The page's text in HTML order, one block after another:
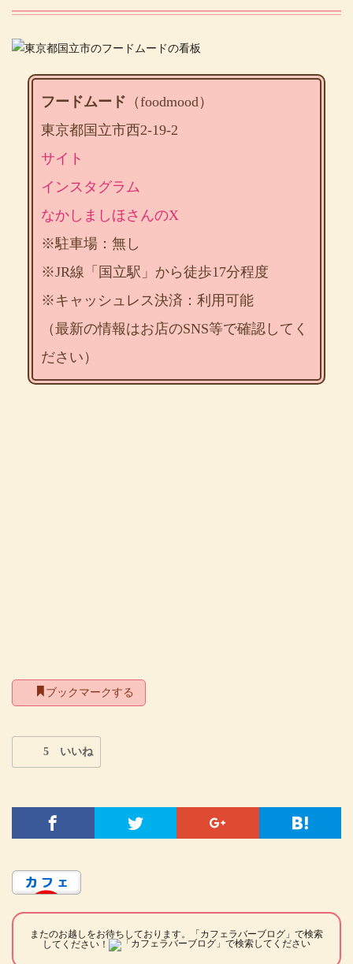
フードムード （foodmood）
東京都国立市西2-19-2
サイト
インスタグラム
なかしましほさんのX
※駐車場：無し
※JR線「国立駅」から徒歩17分程度
※キャッシュレス決済：利用可能
（最新の情報はお店のSNS等で確認してく
ださい）
ブックマークする
5 いいね
またのお越しをお待ちしております。「カフェラバーブログ」で検索
してください！